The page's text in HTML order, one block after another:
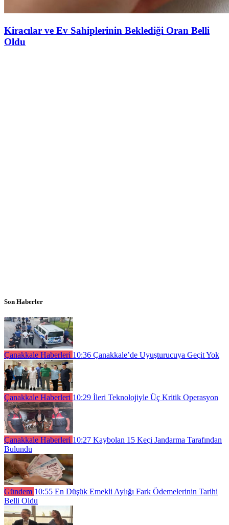
Kiracılar ve Ev Sahiplerinin Beklediği Oran Belli
Oldu
Son Haberler
Çanakkale Haberleri 10:36 Çanakkale’de Uyuşturucuya Geçit Yok
Çanakkale Haberleri 10:29 İleri Teknolojiyle Üç Kritik Operasyon
Çanakkale Haberleri 10:27 Kaybolan 15 Keçi Jandarma Tarafından
Bulundu
Gündem 10:55 En Düşük Emekli Aylığı Fark Ödemelerinin Tarihi
Belli Oldu